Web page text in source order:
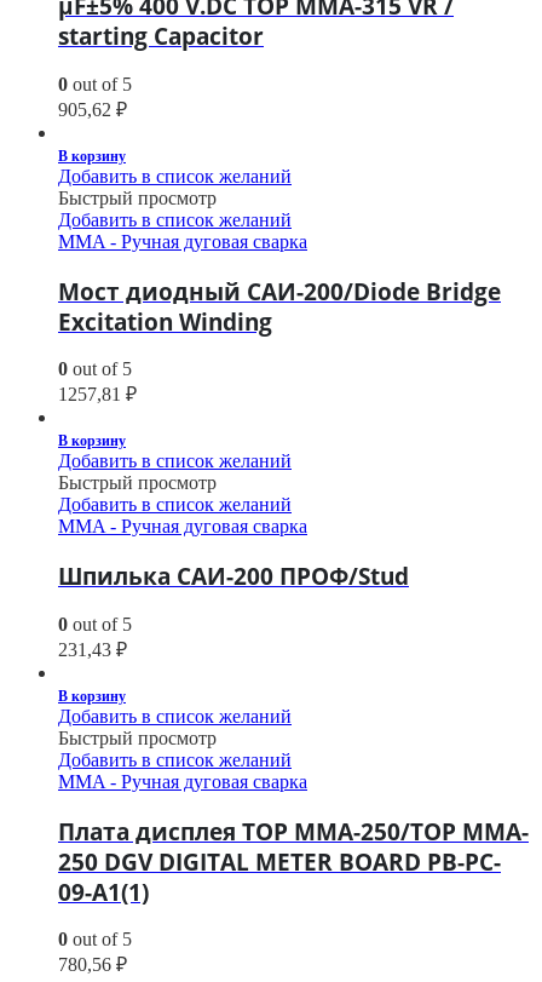
starting Capacitor
0 out of 5
905,62 ₽
В корзину
Добавить в список желаний
Быстрый просмотр
Добавить в список желаний
MMA - Ручная дуговая сварка
Мост диодный САИ-200/Diode Bridge
Excitation Winding
0 out of 5
1257,81 ₽
В корзину
Добавить в список желаний
Быстрый просмотр
Добавить в список желаний
MMA - Ручная дуговая сварка
Шпилька САИ-200 ПРОФ/Stud
0 out of 5
231,43 ₽
В корзину
Добавить в список желаний
Быстрый просмотр
Добавить в список желаний
MMA - Ручная дуговая сварка
Плата дисплея TOP MMA-250/TOP MMA-
250 DGV DIGITAL METER BOARD PB-PC-
09-A1(1)
0 out of 5
780,56 ₽